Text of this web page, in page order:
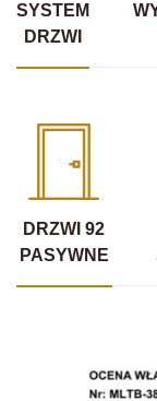
SYSTEM
DRZWI
DRZWI 92
PASYWNE